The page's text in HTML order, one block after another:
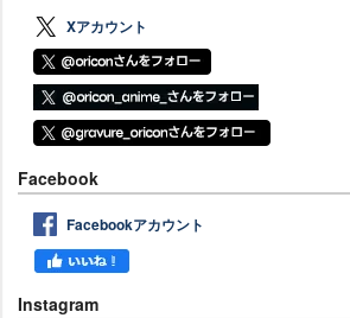
Xアカウント
Facebook
Facebookアカウント
Instagram